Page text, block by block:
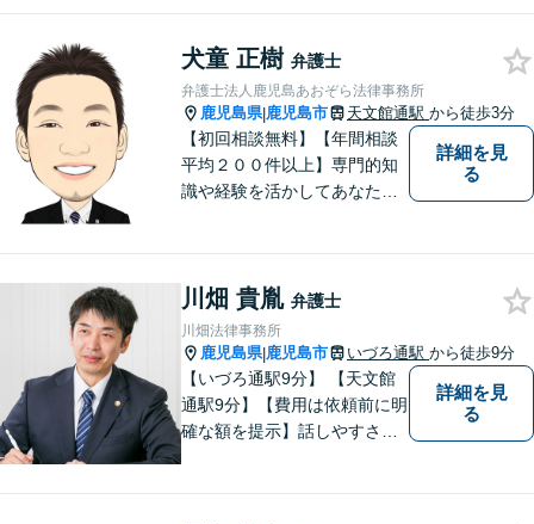
犬童 正樹 弁護士
弁護士法人鹿児島あおぞら法律事務所
鹿児島県|鹿児島市 天文館通駅 から徒歩3分
【初回相談無料】【年間相談
平均２００件以上】専門的知
識や経験を活かしてあなたの
弁護などに強い弁護士です。
「鹿児島あおぞら法律事務
所」で検索。
詳細を見
る
川畑 貴胤 弁護士
川畑法律事務所
鹿児島県|鹿児島市 いづろ通駅 から徒歩9分
【いづろ通駅9分】 【天文館
通駅9分】【費用は依頼前に明
確な額を提示】話しやすさを
詳細を見
る